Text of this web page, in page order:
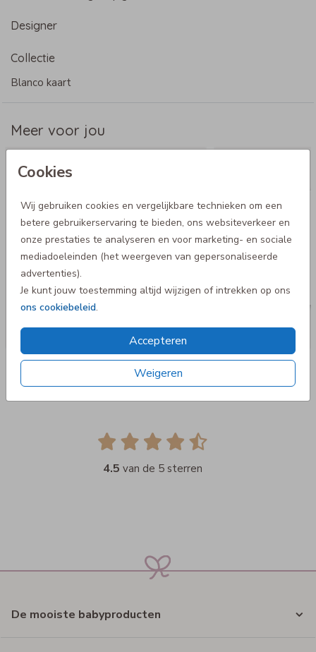
Cookies
Wij gebruiken cookies en vergelijkbare technieken om een
betere gebruikerservaring te bieden, ons websiteverkeer en
onze prestaties te analyseren en voor marketing- en sociale
mediadoeleinden (het weergeven van gepersonaliseerde
advertenties).
Je kunt jouw toestemming altijd wijzigen of intrekken op ons
ons cookiebeleid.
Accepteren
Weigeren
Designer
Collectie
Blanco kaart
Meer voor jou
4.5 van de 5 sterren
De mooiste babyproducten